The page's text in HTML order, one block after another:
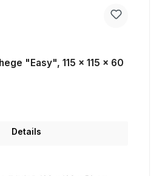
"Easy", 115 x 115 x 60
Details